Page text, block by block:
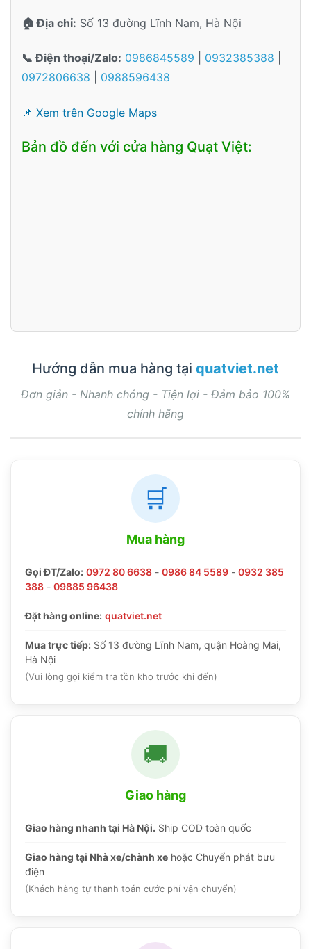
🏠 Địa chỉ: Số 13 đường Lĩnh Nam, Hà Nội
📞 Điện thoại/Zalo: 0986845589 0932385388
0972806638
0988596438
📌 Xem trên Google Maps
Bản đồ đến với cửa hàng Quạt Việt:
Hướng dẫn mua hàng tại quatviet.net
Đơn giản - Nhanh chóng - Tiện lợi - Đảm bảo 100%
chính hãng
🛒
Mua hàng
Gọi ĐT/Zalo: 0972 80 6638 - 0986 84 5589 - 0932 385
388 - 09885 96438
Đặt hàng online: quatviet.net
Mua trực tiếp: Số 13 đường Lĩnh Nam, quận Hoàng Mai,
Hà Nội
(Vui lòng gọi kiểm tra tồn kho trước khi đến)
🚚
Giao hàng
Giao hàng nhanh tại Hà Nội. Ship COD toàn quốc
Giao hàng tại Nhà xe/chành xe hoặc Chuyển phát bưu
điện
(Khách hàng tự thanh toán cước phí vận chuyển)